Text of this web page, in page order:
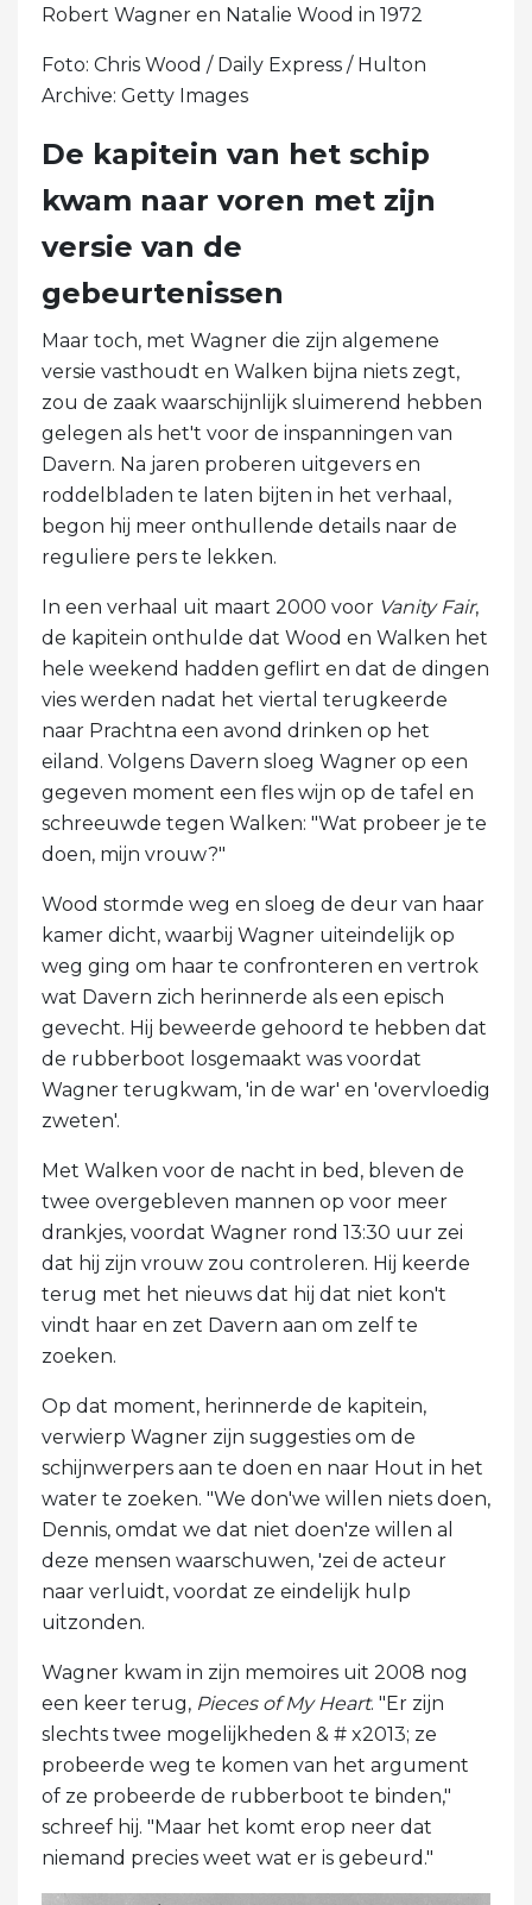
Robert Wagner en Natalie Wood in 1972
Foto: Chris Wood / Daily Express / Hulton
Archive: Getty Images
De kapitein van het schip
kwam naar voren met zijn
versie van de
gebeurtenissen
Maar toch, met Wagner die zijn algemene
versie vasthoudt en Walken bijna niets zegt,
zou de zaak waarschijnlijk sluimerend hebben
gelegen als het't voor de inspanningen van
Davern. Na jaren proberen uitgevers en
roddelbladen te laten bijten in het verhaal,
begon hij meer onthullende details naar de
reguliere pers te lekken.
In een verhaal uit maart 2000 voor Vanity Fair,
de kapitein onthulde dat Wood en Walken het
hele weekend hadden geflirt en dat de dingen
vies werden nadat het viertal terugkeerde
naar Prachtna een avond drinken op het
eiland. Volgens Davern sloeg Wagner op een
gegeven moment een fles wijn op de tafel en
schreeuwde tegen Walken: "Wat probeer je te
doen, mijn vrouw?"
Wood stormde weg en sloeg de deur van haar
kamer dicht, waarbij Wagner uiteindelijk op
weg ging om haar te confronteren en vertrok
wat Davern zich herinnerde als een episch
gevecht. Hij beweerde gehoord te hebben dat
de rubberboot losgemaakt was voordat
Wagner terugkwam, 'in de war' en 'overvloedig
zweten'.
Met Walken voor de nacht in bed, bleven de
twee overgebleven mannen op voor meer
drankjes, voordat Wagner rond 13:30 uur zei
dat hij zijn vrouw zou controleren. Hij keerde
terug met het nieuws dat hij dat niet kon't
vindt haar en zet Davern aan om zelf te
zoeken.
Op dat moment, herinnerde de kapitein,
verwierp Wagner zijn suggesties om de
schijnwerpers aan te doen en naar Hout in het
water te zoeken. "We don'we willen niets doen,
Dennis, omdat we dat niet doen'ze willen al
deze mensen waarschuwen, 'zei de acteur
naar verluidt, voordat ze eindelijk hulp
uitzonden.
Wagner kwam in zijn memoires uit 2008 nog
een keer terug, Pieces of My Heart. "Er zijn
slechts twee mogelijkheden & # x2013; ze
probeerde weg te komen van het argument
of ze probeerde de rubberboot te binden,"
schreef hij. "Maar het komt erop neer dat
niemand precies weet wat er is gebeurd."